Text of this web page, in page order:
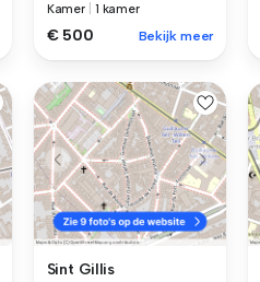
Kamer 1 kamer
€ 500 Bekijk meer
Sint Gillis